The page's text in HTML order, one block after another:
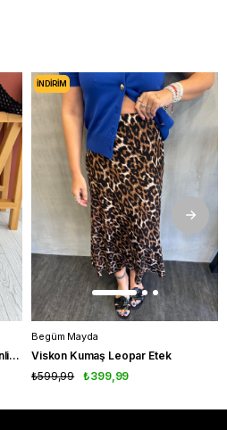
Asimetrik Kesim , Leopar Desenli , Pamuk Saten Etek
Begüm Mayda
Viskon Kumaş Leopar Etek
₺399,99
₺599,99
İNDIRIM